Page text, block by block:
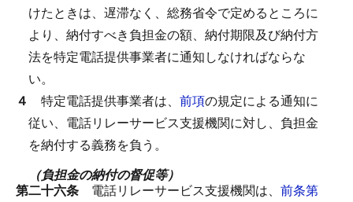
けたときは、遅滞なく、総務省令で定めるところに
より、納付すべき負担金の額、納付期限及び納付方
法を特定電話提供事業者に通知しなければならな
い。
４ 特定電話提供事業者は、 前項の規定による通知に
従い、電話リレーサービス支援機関に対し、負担金
を納付する義務を負う。
（負担金の納付の督促等）
第二十六条 電話リレーサービス支援機関は、 前条第